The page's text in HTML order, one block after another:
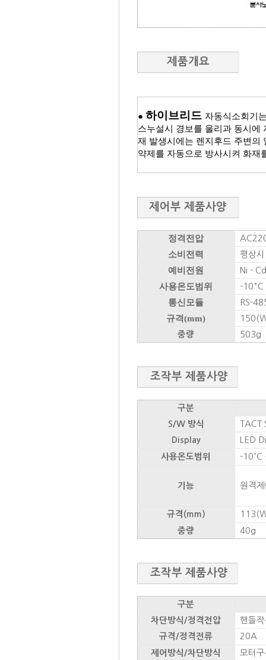
제품개요
● 하이브리드 자동식소회기
스누설시 경보를 울리과 동시에
재 발생시에는 렌지후드 주변의
약제를 자동으로 방사시켜 화재
제어부 제품사양
정격전압
소비전력 평상
예비전원 Ni -
사용온도범위 -10°
통신모듈 RS-
규격(mm)
중량 503g
조작부 제품사양
구분
S/W 방식
TACT
Display LED
사용온도범위 -10˚
기능 원격
규격(mm)
중량 40g
조작부 제품사양
구분
차단방식/정격전압
핸들
규격/정격전류 20A
제어방식/차단방식 모터